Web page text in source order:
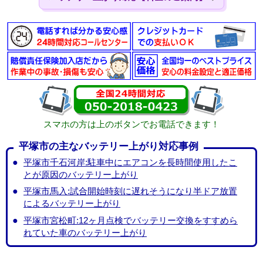
スマホの方は上のボタンでお電話できます！
平塚市の主なバッテリー上がり対応事例
平塚市千石河岸:駐車中にエアコンを長時間使用したこ
とが原因のバッテリー上がり
平塚市馬入:試合開始時刻に遅れそうになり半ドア放置
によるバッテリー上がり
平塚市宮松町:12ヶ月点検でバッテリー交換をすすめら
れていた車のバッテリー上がり